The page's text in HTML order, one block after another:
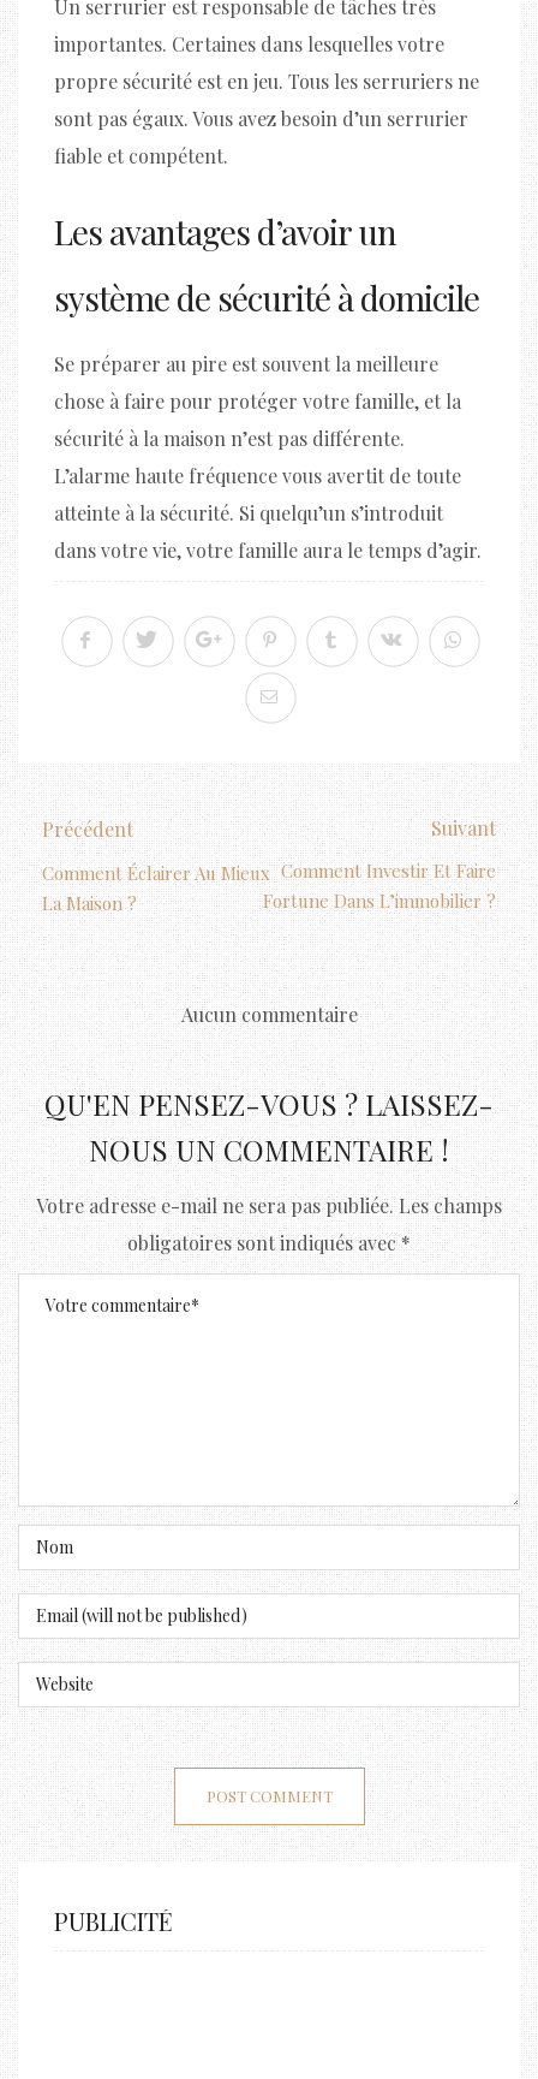
Un serrurier est responsable de tâches très
importantes. Certaines dans lesquelles votre
propre sécurité est en jeu. Tous les serruriers ne
sont pas égaux. Vous avez besoin d’un serrurier
fiable et compétent.
Les avantages d’avoir un
système de sécurité à domicile
Se préparer au pire est souvent la meilleure
chose à faire pour protéger votre famille, et la
sécurité à la maison n’est pas différente.
L’alarme haute fréquence vous avertit de toute
atteinte à la sécurité. Si quelqu’un s’introduit
dans votre vie, votre famille aura le temps d’agir.
Précédent
Comment Éclairer Au Mieux
La Maison ?
Suivant
Comment Investir Et Faire
Fortune Dans L’immobilier ?
Aucun commentaire
QU'EN PENSEZ-VOUS ? LAISSEZ-
NOUS UN COMMENTAIRE !
Votre adresse e-mail ne sera pas publiée. Les champs
obligatoires sont indiqués avec*
PUBLICITÉ